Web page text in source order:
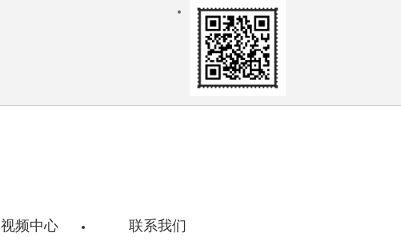
关注我们
视频中心 联系我们